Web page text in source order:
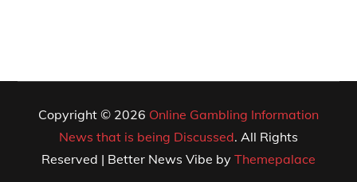
Copyright © 2026 Online Gambling Information
News that is being Discussed. All Rights
Reserved | Better News Vibe by Themepalace